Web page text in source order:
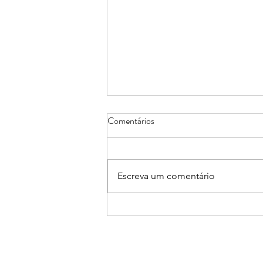
13 e 14/08: III Seminário Escrita,
Comentários
Escreva um comentário